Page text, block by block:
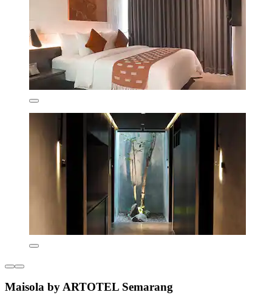
Maisola by ARTOTEL Semarang